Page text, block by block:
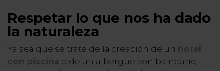
Respetar lo que nos ha dado
la naturaleza
Ya sea que se trate de la creación de un hotel
con piscina o de un albergue con balneario,